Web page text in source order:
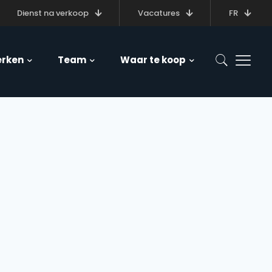
Dienst na verkoop Vacatures FR
Team Waar te koop